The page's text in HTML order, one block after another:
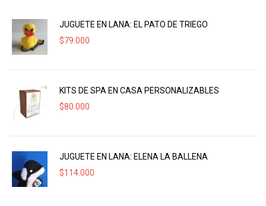
JUGUETE EN LANA: EL PATO DE TRIEGO
$79.000
KITS DE SPA EN CASA PERSONALIZABLES
$80.000
JUGUETE EN LANA: ELENA LA BALLENA
$114.000